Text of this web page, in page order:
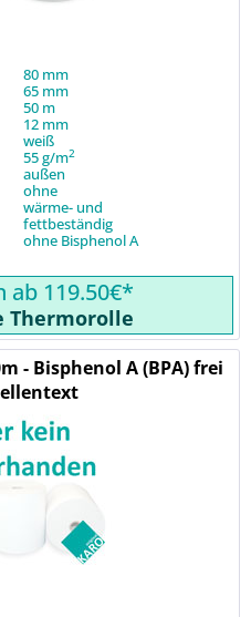
80 mm
65 mm
50 m
12 mm
weiß
55 g/m2
außen
ohne
wärme- und
fettbeständig
ohne Bisphenol A
ab 119.50€*
Thermorolle
- Bisphenol A (BPA) frei